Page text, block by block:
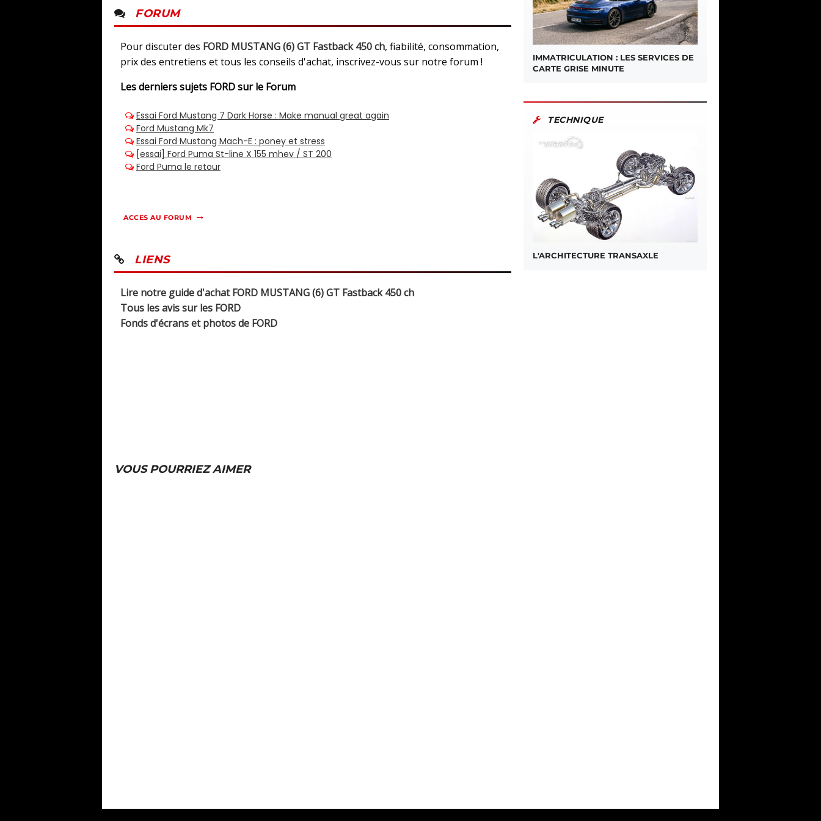
FORUM
Pour discuter des FORD MUSTANG (6) GT Fastback 450 ch, fiabilité, consommation,
prix des entretiens et tous les conseils d'achat, inscrivez-vous sur notre forum !
Les derniers sujets FORD sur le Forum
ACCES AU FORUM
LIENS
Lire notre guide d'achat FORD MUSTANG (6) GT Fastback 450 ch
Tous les avis sur les FORD
Fonds d'écrans et photos de FORD
IMMATRICULATION : LES SERVICES DE
CARTE GRISE MINUTE
TECHNIQUE
L'ARCHITECTURE TRANSAXLE
VOUS POURRIEZ AIMER